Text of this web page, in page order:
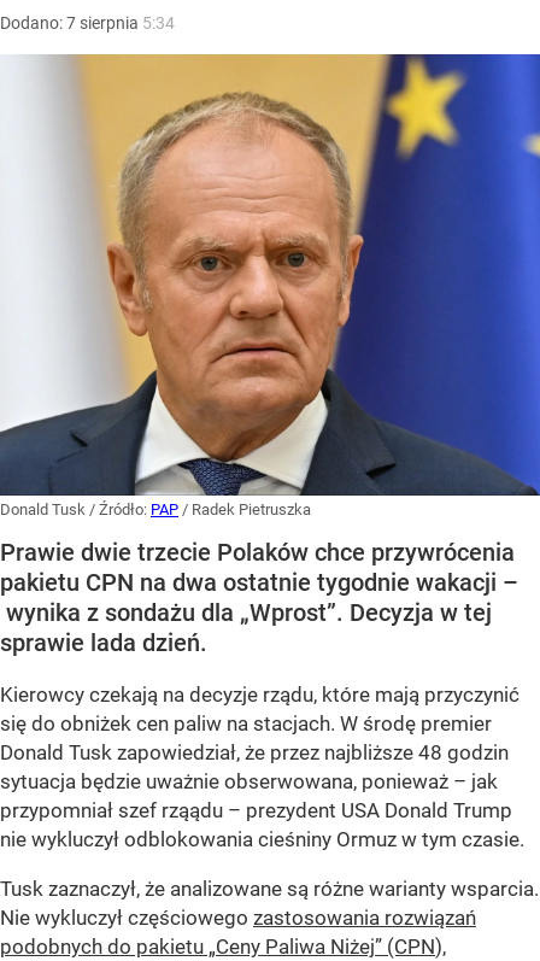
Dodano:7 sierpnia 5:34
Donald Tusk / Źródło: PAP / Radek Pietruszka
Prawie dwie trzecie Polaków chce przywrócenia
pakietu CPN na dwa ostatnie tygodnie wakacji –
wynika z sondażu dla „Wprost”. Decyzja w tej
sprawie lada dzień.
Kierowcy czekają na decyzje rządu, które mają przyczynić
się do obniżek cen paliw na stacjach. W środę premier
Donald Tusk zapowiedział, że przez najbliższe 48 godzin
sytuacja będzie uważnie obserwowana, ponieważ – jak
przypomniał szef rząądu – prezydent USA Donald Trump
nie wykluczył odblokowania cieśniny Ormuz w tym czasie.
Tusk zaznaczył, że analizowane są różne warianty wsparcia.
Nie wykluczył częściowego zastosowania rozwiązań
podobnych do pakietu „Ceny Paliwa Niżej” (CPN),